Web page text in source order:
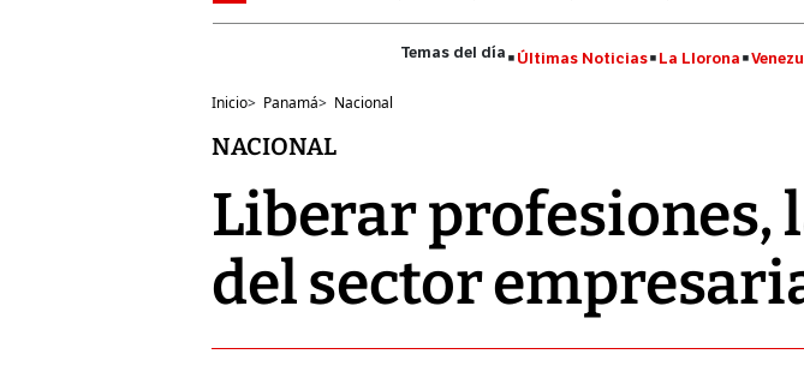
Últimas Noticias La Llorona
Inicio> Panamá> Nacional
NACIONAL
Liberar profesiones,
del sector